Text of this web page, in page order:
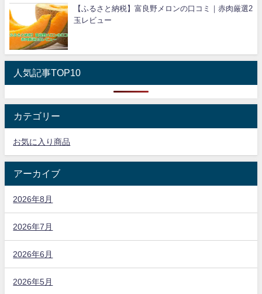
【ふるさと納税】富良野メロンの口コミ｜赤肉厳選2
玉レビュー
人気記事TOP10
カテゴリー
お気に入り商品
アーカイブ
2026年8月
2026年7月
2026年6月
2026年5月